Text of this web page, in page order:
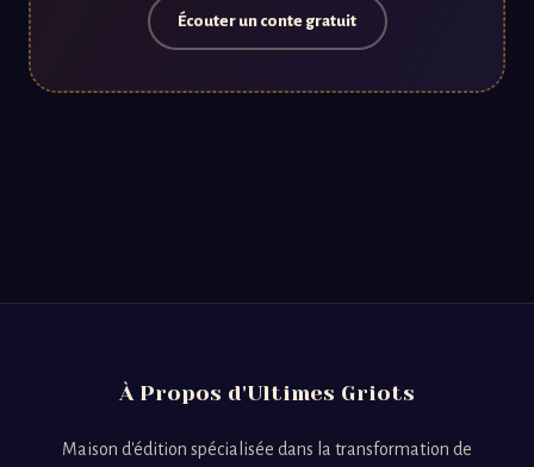
Écouter un conte gratuit
À Propos d'Ultimes Griots
Maison d'édition spécialisée dans la transformation de